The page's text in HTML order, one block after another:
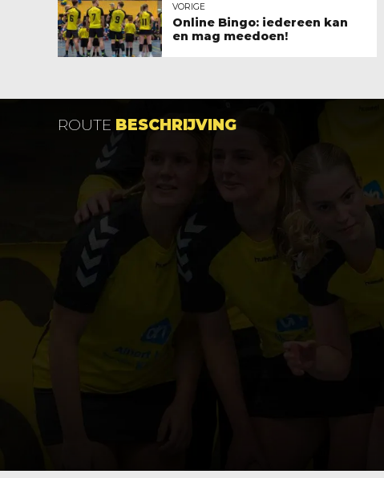
VORIGE
Online Bingo: iedereen kan
en mag meedoen!
ROUTE BESCHRIJVING